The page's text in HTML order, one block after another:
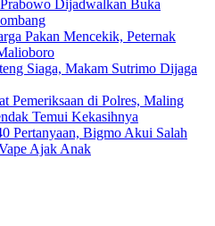
Dijadwalkan Buka
Pakan Mencekik, Peternak
Siaga, Makam Sutrimo Dijaga
Pemeriksaan di Polres, Maling
Temui Kekasihnya
Pertanyaan, Bigmo Akui Salah
Ajak Anak